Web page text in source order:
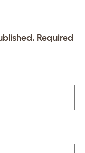
Required